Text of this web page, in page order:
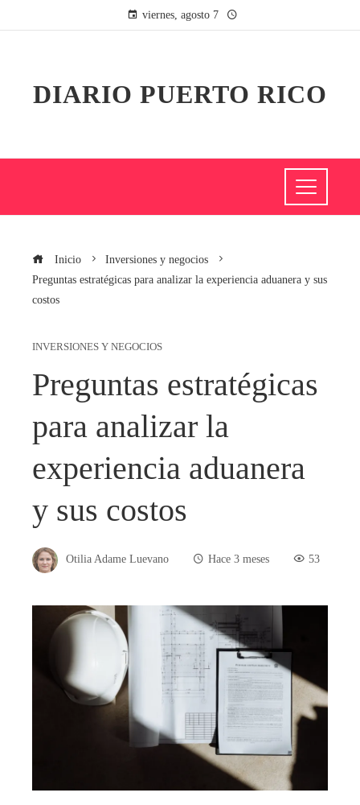
viernes, agosto 7
DIARIO PUERTO RICO
Inicio
Inversiones y negocios
Preguntas estratégicas para analizar la experiencia aduanera y sus
costos
INVERSIONES Y NEGOCIOS
Preguntas estratégicas
para analizar la
experiencia aduanera
y sus costos
Otilia Adame Luevano Hace 3 meses 53